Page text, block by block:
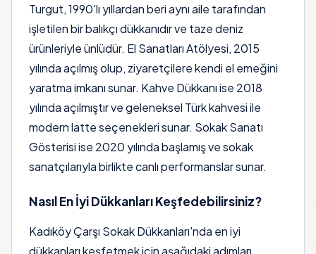
Turgut, 1990'lı yıllardan beri aynı aile tarafından
işletilen bir balıkçı dükkanıdır ve taze deniz
ürünleriyle ünlüdür. El Sanatları Atölyesi, 2015
yılında açılmış olup, ziyaretçilere kendi el emeğini
yaratma imkanı sunar. Kahve Dükkanı ise 2018
yılında açılmıştır ve geleneksel Türk kahvesi ile
modern latte seçenekleri sunar. Sokak Sanatı
Gösterisi ise 2020 yılında başlamış ve sokak
sanatçılarıyla birlikte canlı performanslar sunar.
Nasıl En İyi Dükkanları Keşfedebilirsiniz?
Kadıköy Çarşı Sokak Dükkanları'nda en iyi
dükkanları keşfetmek için aşağıdaki adımları